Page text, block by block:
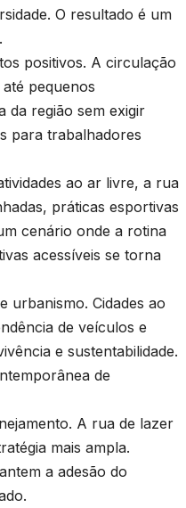
O resultado é um
positivos. A circulação
pequenos
da região sem exigir
para trabalhadores
ao ar livre, a rua
práticas esportivas
cenário onde a rotina
acessíveis se torna
urbanismo. Cidades ao
de veículos e
e sustentabilidade.
de
A rua de lazer
mais ampla.
a adesão do